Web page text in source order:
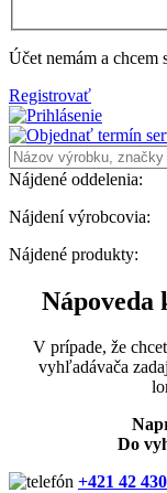
Účet nemám a chcem
Registrovať
Nájdené oddelenia:
Nájdení výrobcovia:
Nájdené produkty:
V prípade, že
vyhľadávača
Do
+421 42